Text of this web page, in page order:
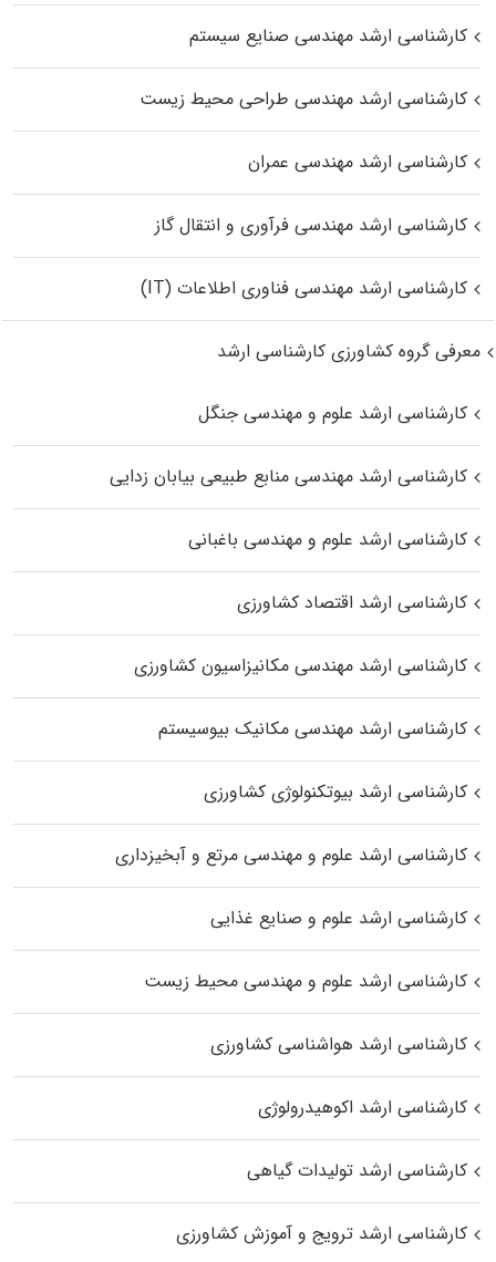
کارشناسی ارشد مهندسی صنایع سیستم
کارشناسی ارشد مهندسی طراحی محیط زیست
کارشناسی ارشد مهندسی عمران
کارشناسی ارشد مهندسی فرآوری و انتقال گاز
کارشناسی ارشد مهندسی فناوری اطلاعات (IT)
معرفی گروه کشاورزی کارشناسی ارشد
کارشناسی ارشد علوم و مهندسی جنگل
کارشناسی ارشد مهندسی منابع طبیعی بیابان زدایی
کارشناسی ارشد علوم و مهندسی باغبانی
کارشناسی ارشد اقتصاد کشاورزی
کارشناسی ارشد مهندسی مکانیزاسیون کشاورزی
کارشناسی ارشد مهندسی مکانیک بیوسیستم
کارشناسی ارشد بیوتکنولوژی کشاورزی
کارشناسی ارشد علوم و مهندسی مرتع و آبخیزداری
کارشناسی ارشد علوم و صنایع غذایی
کارشناسی ارشد علوم و مهندسی محیط زیست
کارشناسی ارشد هواشناسی کشاورزی
کارشناسی ارشد اکوهیدرولوژی
کارشناسی ارشد تولیدات گیاهی
کارشناسی ارشد ترویج و آموزش کشاورزی